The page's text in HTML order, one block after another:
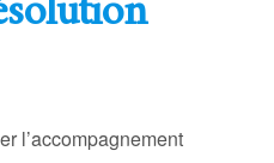
l’accompagnement